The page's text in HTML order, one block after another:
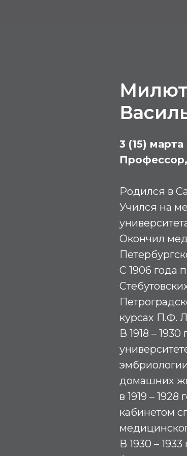
3 (15) марта
Родился в
Учился на
Окончил
С 1906 года
курсах П.Ф.
В 1918 –
домашних
в 1919 –
кабинетом
В 1930 –